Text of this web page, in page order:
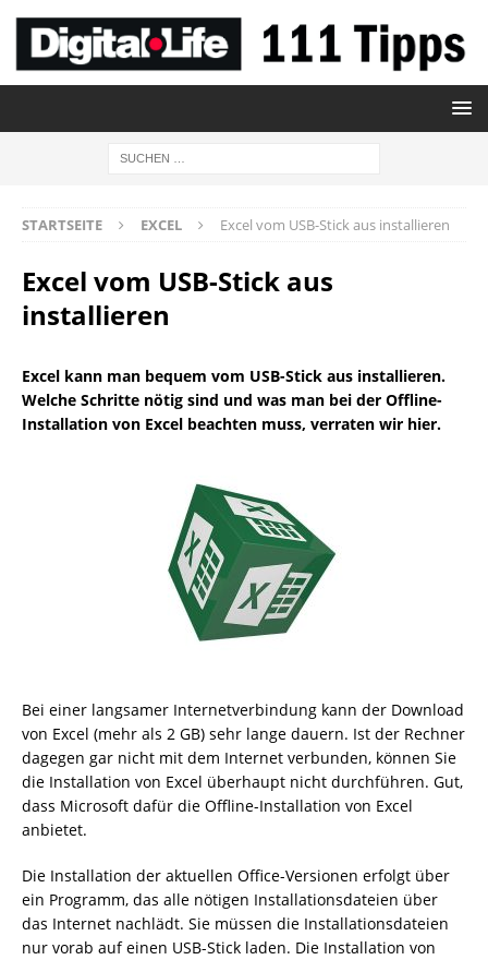
STARTSEITE EXCEL Excel vom USB-Stick aus installieren
Excel vom USB-Stick aus
installieren
Excel kann man bequem vom USB-Stick aus installieren.
Welche Schritte nötig sind und was man bei der Offline-
Installation von Excel beachten muss, verraten wir hier.
Bei einer langsamer Internetverbindung kann der Download
von Excel (mehr als 2 GB) sehr lange dauern. Ist der Rechner
dagegen gar nicht mit dem Internet verbunden, können Sie
die Installation von Excel überhaupt nicht durchführen. Gut,
dass Microsoft dafür die Offline-Installation von Excel
anbietet.
Die Installation der aktuellen Office-Versionen erfolgt über
ein Programm, das alle nötigen Installationsdateien über
das Internet nachlädt. Sie müssen die Installationsdateien
nur vorab auf einen USB-Stick laden. Die Installation von